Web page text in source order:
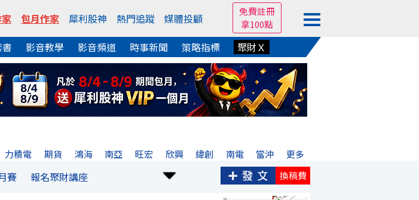
包月作家 犀利股神 熱門追蹤 媒體投顧
免費註冊
拿100點
影音教學 影音頻道 時事新聞 策略指標 聚財Ｘ
力積電 期貨 鴻海 南亞 旺宏 欣興 緯創 南電 當沖 更多
賽 報名聚財講座 換稿費